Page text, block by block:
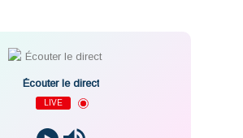
Écouter le direct
LIVE